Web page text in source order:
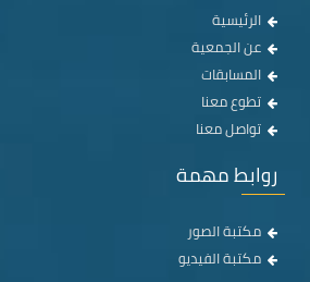
الرئيسية
عن الجمعية
المسابقات
تطوع معنا
تواصل معنا
روابط مهمة
مكتبة الصور
مكتبة الفيديو